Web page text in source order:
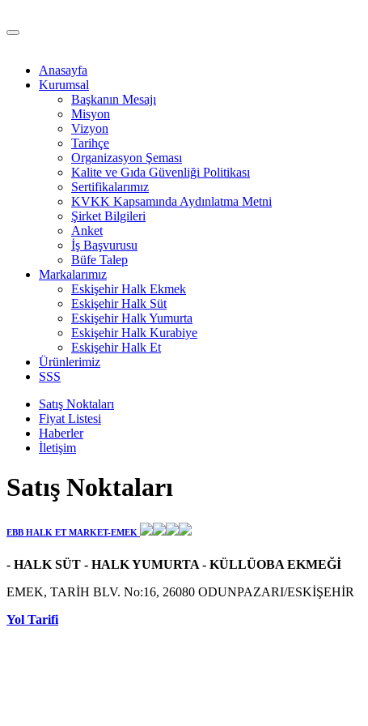
Anasayfa
Kurumsal
Başkanın Mesajı
Misyon
Vizyon
Tarihçe
Organizasyon Şeması
Kalite ve Gıda Güvenliği Politikası
Sertifikalarımız
KVKK Kapsamında Aydınlatma Metni
Şirket Bilgileri
Anket
İş Başvurusu
Büfe Talep
Markalarımız
Eskişehir Halk Ekmek
Eskişehir Halk Süt
Eskişehir Halk Yumurta
Eskişehir Halk Kurabiye
Eskişehir Halk Et
Ürünlerimiz
SSS
Satış Noktaları
Fiyat Listesi
Haberler
İletişim
Satış Noktaları
EBB HALK ET MARKET-EMEK
- HALK SÜT - HALK YUMURTA - KÜLLÜOBA EKMEĞİ
EMEK, TARİH BLV. No:16, 26080 ODUNPAZARI/ESKİŞEHİR
Yol Tarifi